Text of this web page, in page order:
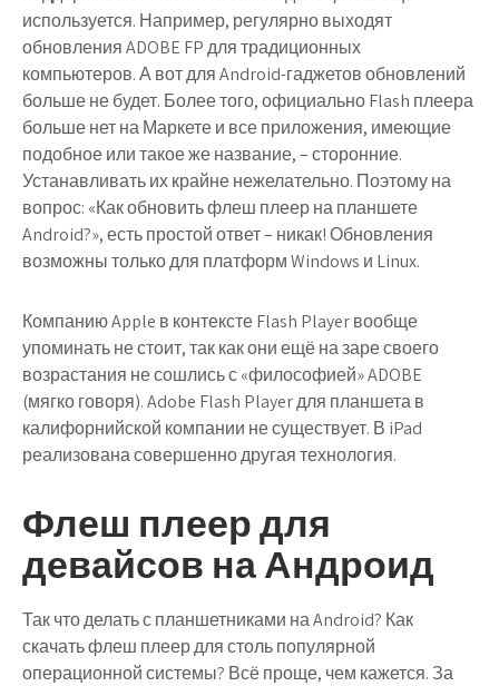
используется. Например, регулярно выходят
обновления ADOBE FP для традиционных
компьютеров. А вот для Android-гаджетов обновлений
больше не будет. Более того, официально Flash плеера
больше нет на Маркете и все приложения, имеющие
подобное или такое же название, – сторонние.
Устанавливать их крайне нежелательно. Поэтому на
вопрос: «Как обновить флеш плеер на планшете
Android?», есть простой ответ – никак! Обновления
возможны только для платформ Windows и Linux.
Компанию Apple в контексте Flash Player вообще
упоминать не стоит, так как они ещё на заре своего
возрастания не сошлись с «философией» ADOBE
(мягко говоря). Adobe Flash Player для планшета в
калифорнийской компании не существует. В iPad
реализована совершенно другая технология.
Флеш плеер для
девайсов на Андроид
Так что делать с планшетниками на Android? Как
скачать флеш плеер для столь популярной
операционной системы? Всё проще, чем кажется. За